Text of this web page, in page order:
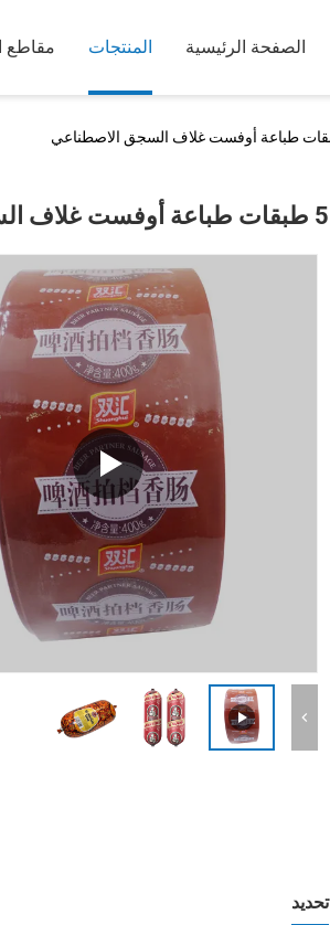
الصفحة الرئيسية المنتجات مقاطع
5 طبقات طباعة أوفست غلاف السجق الاصطناعي
تحديد